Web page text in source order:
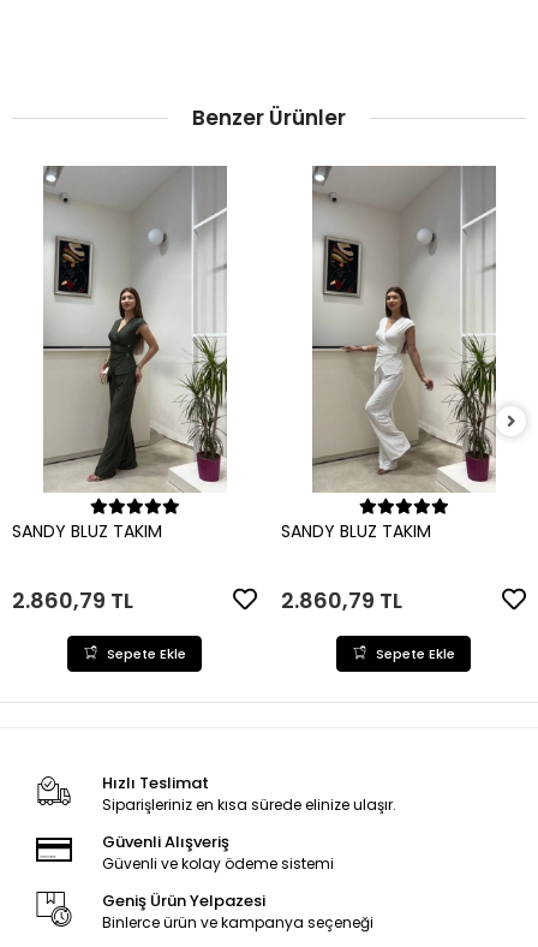
Benzer Ürünler
Sepete Ekle
SANDY BLUZ TAKIM
2.860,79 TL
Sepete Ekle
Sepete Ekle
SANDY BLUZ TAKIM
2.860,79 TL
Sepete Ekle
Hızlı Teslimat
Siparişleriniz en kısa sürede elinize ulaşır.
Güvenli Alışveriş
Güvenli ve kolay ödeme sistemi
Geniş Ürün Yelpazesi
Binlerce ürün ve kampanya seçeneği